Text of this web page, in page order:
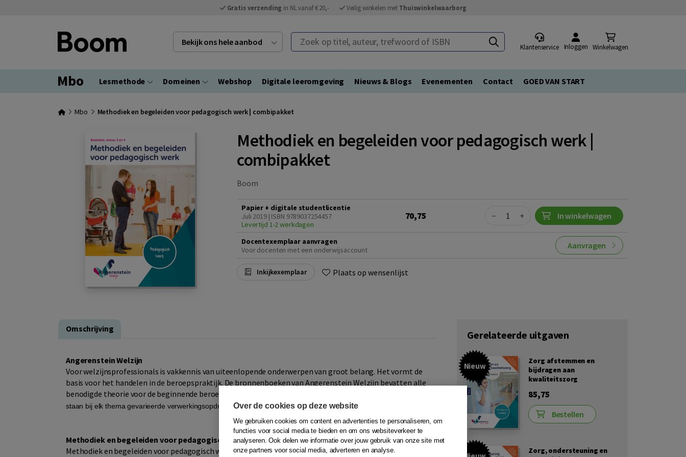
Gratis verzending in NL vanaf € 20,- Veilig winkelen met Thuiswinkelwaarborg
Bekijk ons hele aanbod Zoek op titel, auteur, trefwoord of ISBN
Klantenservice Inloggen Winkelwagen
Mbo Lesmethode Domeinen Webshop Digitale leeromgeving Nieuws & Blogs Evenementen Contact GOED VAN START
Mbo Methodiek en begeleiden voor pedagogisch werk | combipakket
Methodiek en begeleiden voor pedagogisch werk |
combipakket
Boom
Papier + digitale studentlicentie
Juli 2019 | ISBN 9789037254457
Levertijd 1-2 werkdagen
70,75 Quantity
− + In winkelwagen
Docentexemplaar aanvragen
Voor docenten met een onderwijsaccount
Aanvragen
Inkijkexemplaar Plaats op wensenlijst
Omschrijving
Angerenstein Welzijn
Voor welzijnsprofessionals is vakkennis van uiteenlopende onderwerpen van groot belang. Het vormt de
basis voor het handelen in de beroepspraktijk. De bronnenboeken van Angerenstein Welzijn bevatten alle
benodigde theorie voor de beginnende beroepsbeoefenaar.
staan bij elk thema gevarieerde verwerkingsopdrachten.
Methodiek en begeleiden voor pedagogisch werk
Methodiek en begeleiden voor pedagogisch werk is één van de twee basisboeken voor de uitstromen van
Gerelateerde uitgaven
Nieuw
Zorg afstemmen en
bijdragen aan
kwaliteitszorg
85,75
Bestellen
Zorg, ondersteuning en
Over de cookies op deze website
We gebruiken cookies om content en advertenties te personaliseren, om
functies voor social media te bieden en om ons websiteverkeer te
analyseren. Ook delen we informatie over jouw gebruik van onze site met
onze partners voor social media, adverteren en analyse.